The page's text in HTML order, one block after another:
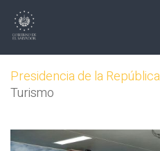
Presidencia de la
Turismo